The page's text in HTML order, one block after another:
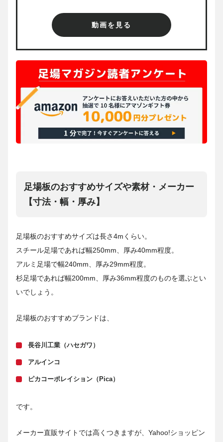
動画を見る
足場板のおすすめサイズや素材・メーカー
【寸法・幅・厚み】
足場板のおすすめサイズは長さ4mくらい。
スチール足場であれば幅250mm、厚み40mm程度。
アルミ足場で幅240mm、厚み29mm程度。
杉足場であれば幅200mm、厚み36mm程度のものを選ぶとい
いでしょう。
足場板のおすすめブランドは、
長谷川工業（ハセガワ）
アルインコ
ピカコーポレイション（Pica）
です。
メーカー直販サイトでは高くつきますが、Yahoo!ショッピン